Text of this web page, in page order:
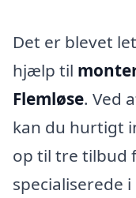
Det er blevet
hjælp til
Flemløse. Ved
kan du hurtigt
op til tre tilbud
specialiserede